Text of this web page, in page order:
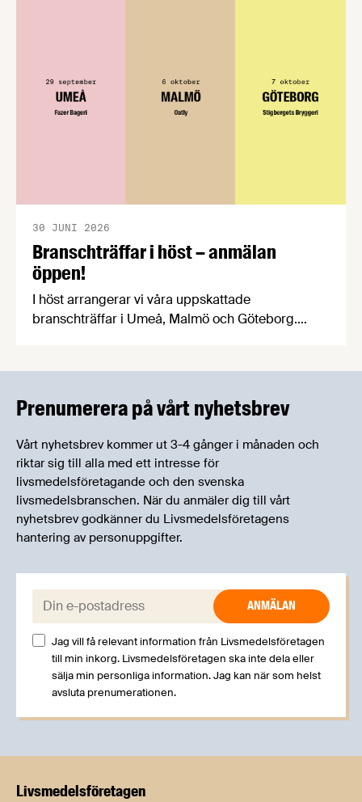
Branschträffar i höst – anmälan
öppen!
30 JUNI 2026
I höst arrangerar vi våra uppskattade
branschträffar i Umeå, Malmö och Göteborg.
kan träffa branschkollegor och utbyta
Prenumerera på vårt nyhetsbrev
Vårt nyhetsbrev kommer ut 3-4 gånger i månaden och
riktar sig till alla med ett intresse för
livsmedelsföretagande och den svenska
livsmedelsbranschen. När du anmäler dig till vårt
nyhetsbrev godkänner du Livsmedelsföretagens
hantering av personuppgifter.
E-post:
Jag vill få relevant information från Livsmedelsföretagen
till min inkorg. Livsmedelsföretagen ska inte dela eller
sälja min personliga information. Jag kan när som helst
avsluta prenumerationen.
Livsmedels­företagen